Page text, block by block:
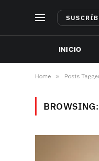
INICIO
Home » Posts
BROWSING: